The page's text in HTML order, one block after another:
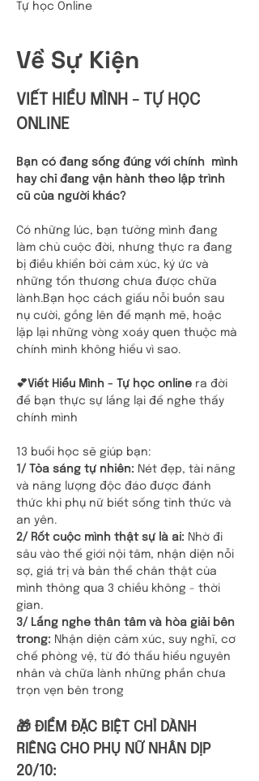
Tự học Online
Về Sự Kiện
VIẾT HIỂU MÌNH - TỰ HỌC
ONLINE
Bạn có đang sống đúng với chính  mình
hay chỉ đang vận hành theo lập trình
cũ của người khác?
Có những lúc, bạn tưởng mình đang
làm chủ cuộc đời, nhưng thực ra đang
bị điều khiển bởi cảm xúc, ký ức và
những tổn thương chưa được chữa
lành.Bạn học cách giấu nỗi buồn sau
nụ cười, gồng lên để mạnh mẽ, hoặc
lặp lại những vòng xoáy quen thuộc mà
chính mình không hiểu vì sao.
💕Viết Hiểu Mình - Tự học online ra đời
để bạn thực sự lắng lại để nghe thấy
chính mình
13 buổi học sẽ giúp bạn:
1/ Tỏa sáng tự nhiên: Nét đẹp, tài năng
và năng lượng độc đáo được đánh
thức khi phụ nữ biết sống tỉnh thức và
an yên.
2/ Rốt cuộc mình thật sự là ai: Nhờ đi
sâu vào thế giới nội tâm, nhận diện nỗi
sợ, giá trị và bản thể chân thật của
mình thông qua 3 chiều không - thời
gian.
3/ Lắng nghe thân tâm và hòa giải bên
trong: Nhận diện cảm xúc, suy nghĩ, cơ
chế phòng vệ, từ đó thấu hiểu nguyên
nhân và chữa lành những phần chưa
trọn vẹn bên trong
🎁 ĐIỂM ĐẶC BIỆT CHỈ DÀNH
RIÊNG CHO PHỤ NỮ NHÂN DỊP
20/10: